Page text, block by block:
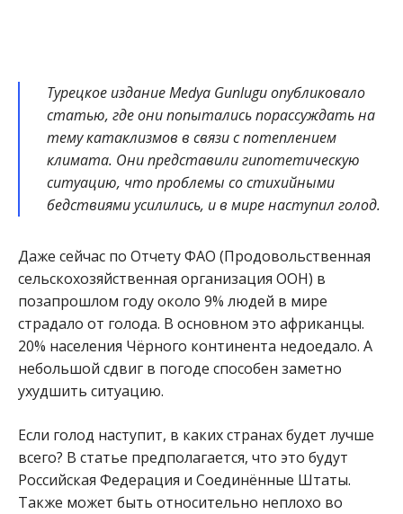
Турецкое издание Medya Gunlugu опубликовало
статью, где они попытались порассуждать на
тему катаклизмов в связи с потеплением
климата. Они представили гипотетическую
ситуацию, что проблемы со стихийными
бедствиями усилились, и в мире наступил голод.
Даже сейчас по Отчету ФАО (Продовольственная
сельскохозяйственная организация ООН) в
позапрошлом году около 9% людей в мире
страдало от голода. В основном это африканцы.
20% населения Чёрного континента недоедало. А
небольшой сдвиг в погоде способен заметно
ухудшить ситуацию.
Если голод наступит, в каких странах будет лучше
всего? В статье предполагается, что это будут
Российская Федерация и Соединённые Штаты.
Также может быть относительно неплохо во